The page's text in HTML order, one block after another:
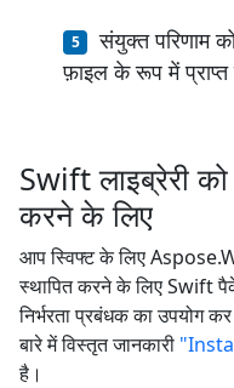
संयुक्त परिणाम
फ़ाइल के रूप में
Swift लाइब्रेरी
करने के लिए
आप स्विफ्ट के लिए
स्थापित करने के लिए Swift
निर्भरता प्रबंधक का
बारे में विस्तृत जानकारी
है।